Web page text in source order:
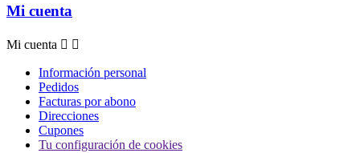
Mi cuenta
Mi cuenta  
Información personal
Pedidos
Facturas por abono
Direcciones
Cupones
Tu configuración de cookies